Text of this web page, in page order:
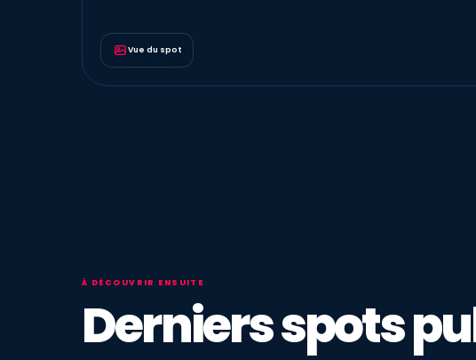
Vue du spot
À DÉCOUVRIR ENSUITE
Derniers spots